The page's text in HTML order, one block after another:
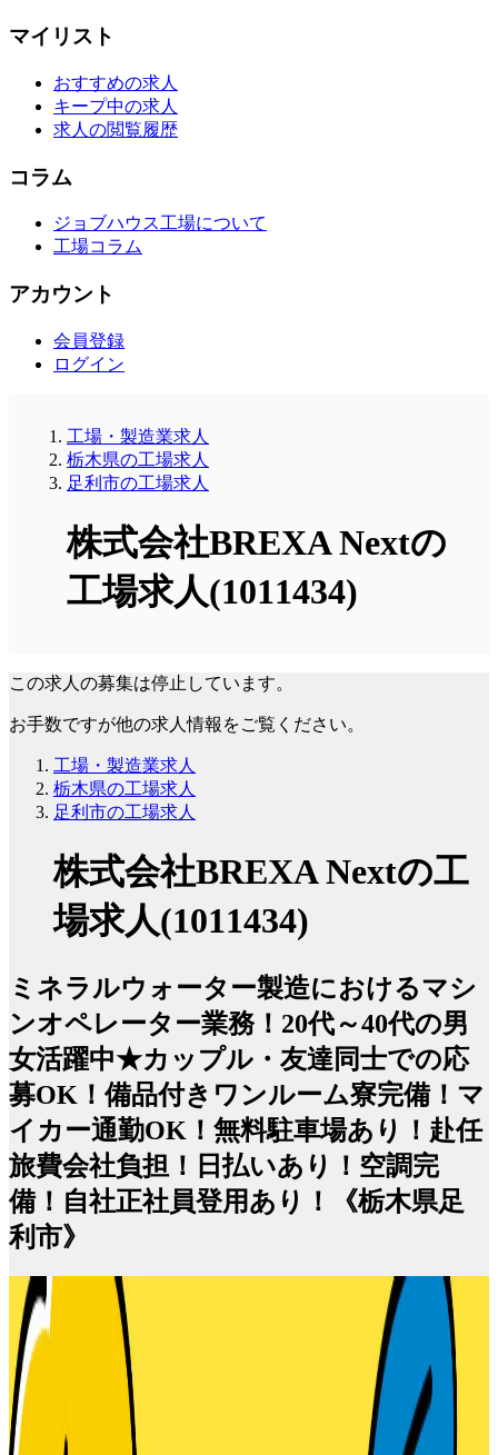
マイリスト
おすすめの求人
キープ中の求人
求人の閲覧履歴
コラム
ジョブハウス工場について
工場コラム
アカウント
会員登録
ログイン
工場・製造業求人
栃木県の工場求人
足利市の工場求人
株式会社BREXA Nextの
工場求人(1011434)
この求人の募集は停止しています。
お手数ですが他の求人情報をご覧ください。
工場・製造業求人
栃木県の工場求人
足利市の工場求人
株式会社BREXA Nextの工
場求人(1011434)
ミネラルウォーター製造におけるマシ
ンオペレーター業務！20代～40代の男
女活躍中★カップル・友達同士での応
募OK！備品付きワンルーム寮完備！マ
イカー通勤OK！無料駐車場あり！赴任
旅費会社負担！日払いあり！空調完
備！自社正社員登用あり！《栃木県足
利市》